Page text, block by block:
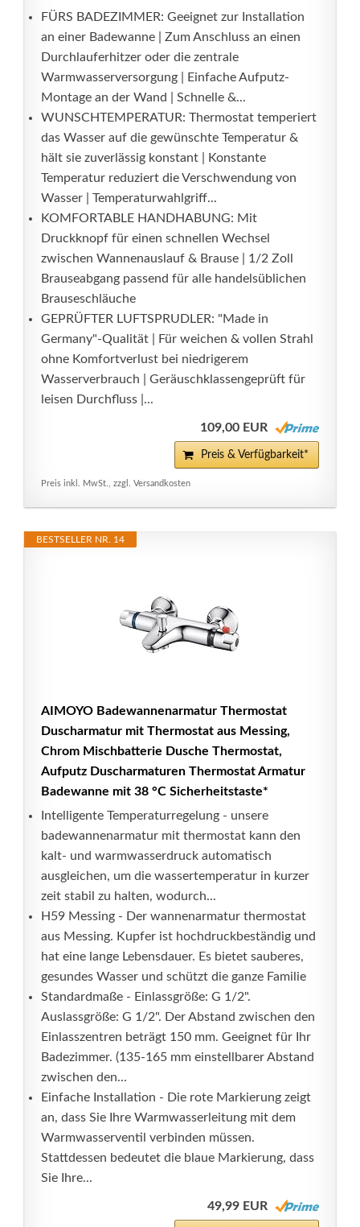
FÜRS BADEZIMMER: Geeignet zur Installation
an einer Badewanne | Zum Anschluss an einen
Durchlauferhitzer oder die zentrale
Warmwasserversorgung | Einfache Aufputz-
Montage an der Wand | Schnelle &...
WUNSCHTEMPERATUR: Thermostat temperiert
das Wasser auf die gewünschte Temperatur &
hält sie zuverlässig konstant | Konstante
Temperatur reduziert die Verschwendung von
Wasser | Temperaturwahlgriff...
KOMFORTABLE HANDHABUNG: Mit
Druckknopf für einen schnellen Wechsel
zwischen Wannenauslauf & Brause | 1/2 Zoll
Brauseabgang passend für alle handelsüblichen
Brauseschläuche
GEPRÜFTER LUFTSPRUDLER: "Made in
Germany"-Qualität | Für weichen & vollen Strahl
ohne Komfortverlust bei niedrigerem
Wasserverbrauch | Geräuschklassengeprüft für
leisen Durchfluss |...
109,00 EUR
Preis & Verfügbarkeit*
Preis inkl. MwSt., zzgl. Versandkosten
BESTSELLER NR. 14
AIMOYO Badewannenarmatur Thermostat
Duscharmatur mit Thermostat aus Messing,
Chrom Mischbatterie Dusche Thermostat,
Aufputz Duscharmaturen Thermostat Armatur
Badewanne mit 38 °C Sicherheitstaste*
Intelligente Temperaturregelung - unsere
badewannenarmatur mit thermostat kann den
kalt- und warmwasserdruck automatisch
ausgleichen, um die wassertemperatur in kurzer
zeit stabil zu halten, wodurch...
H59 Messing - Der wannenarmatur thermostat
aus Messing. Kupfer ist hochdruckbeständig und
hat eine lange Lebensdauer. Es bietet sauberes,
gesundes Wasser und schützt die ganze Familie
Standardmaße - Einlassgröße: G 1/2".
Auslassgröße: G 1/2". Der Abstand zwischen den
Einlasszentren beträgt 150 mm. Geeignet für Ihr
Badezimmer. (135-165 mm einstellbarer Abstand
zwischen den...
Einfache Installation - Die rote Markierung zeigt
an, dass Sie Ihre Warmwasserleitung mit dem
Warmwasserventil verbinden müssen.
Stattdessen bedeutet die blaue Markierung, dass
Sie Ihre...
49,99 EUR